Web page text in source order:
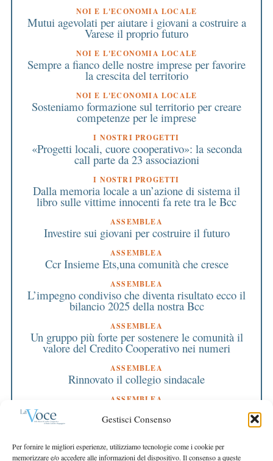
Gestisci Consenso
Per fornire le migliori esperienze, utilizziamo tecnologie come i cookie per
memorizzare e/o accedere alle informazioni del dispositivo. Il consenso a queste
NOI E L'ECONOMIA LOCALE
Mutui agevolati per aiutare i giovani a costruire a
Varese il proprio futuro
NOI E L'ECONOMIA LOCALE
Sempre a fianco delle nostre imprese per favorire
la crescita del territorio
NOI E L'ECONOMIA LOCALE
Sosteniamo formazione sul territorio per creare
competenze per le imprese
I NOSTRI PROGETTI
«Progetti locali, cuore cooperativo»: la seconda
call parte da 23 associazioni
I NOSTRI PROGETTI
Dalla memoria locale a un’azione di sistema il
libro sulle vittime innocenti fa rete tra le Bcc
ASSEMBLEA
Investire sui giovani per costruire il futuro
ASSEMBLEA
Ccr Insieme Ets,una comunità che cresce
ASSEMBLEA
L’impegno condiviso che diventa risultato ecco il
bilancio 2025 della nostra Bcc
ASSEMBLEA
Un gruppo più forte per sostenere le comunità il
valore del Credito Cooperativo nei numeri
ASSEMBLEA
Rinnovato il collegio sindacale
ASSEMBLEA
Bilancio approvato all’unanimità e 2 milioni
destinati al territorio
EDITORIALE DIRETTORE
Crescere restando riconoscibili